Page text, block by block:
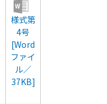
様式第
4号
[Word
ファイ
ル／
37KB]